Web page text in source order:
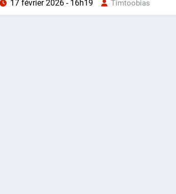
17 février 2026 - 16h19 Timtoobias